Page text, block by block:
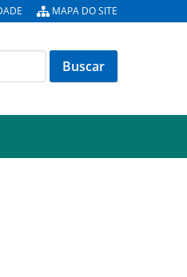
MAPA DO SITE